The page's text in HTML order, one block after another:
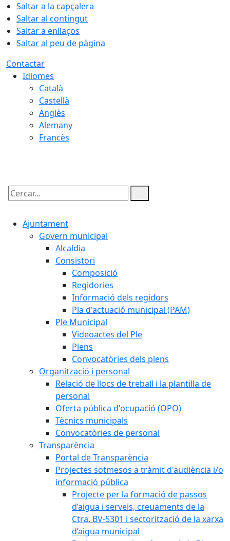
Saltar a la capçalera
Saltar al contingut
Saltar a enllaços
Saltar al peu de pàgina
Contactar
Idiomes
Català
Castellà
Anglès
Alemany
Francès
Cercar:
Ajuntament
Govern municipal
Alcaldia
Consistori
Composició
Regidories
Informació dels regidors
Pla d'actuació municipal (PAM)
Ple Municipal
Videoactes del Ple
Plens
Convocatòries dels plens
Organització i personal
Relació de llocs de treball i la plantilla de
personal
Oferta pública d'ocupació (OPO)
Tècnics municipals
Convocatòries de personal
Transparència
Portal de Transparència
Projectes sotmesos a tràmit d'audiència i/o
informació pública
Projecte per la formació de passos
d’aigua i serveis, creuaments de la
Ctra. BV-5301 i sectorització de la xarxa
d’aigua municipal